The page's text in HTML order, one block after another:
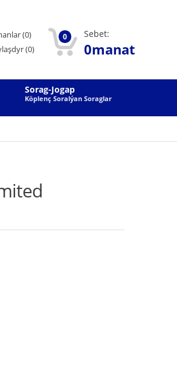
(0)
(0)
0 Sebet:
0manat
Sorag-Jogap
Köplenç Soralýan Soraglar